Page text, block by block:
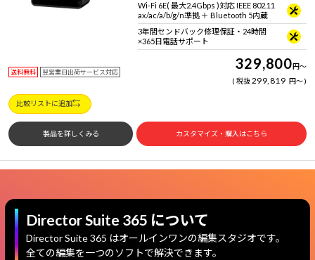
Wi-Fi 6E( 最大2.4Gbps )対応 IEEE 802.11
ax/ac/a/b/g/n準拠 ＋ Bluetooth 5内蔵
3年間センドバック修理保証・24時間
×365日電話サポート
送料無料 翌営業日出荷サービス対応 329,800円～
税抜299,819 円～
比較リストに追加
製品を詳しくみる カスタマイズ・購入はこちら
Director Suite 365 について
Director Suite 365 はオールインワンの編集スタジオです。
全ての編集を一つのソフトで解決できます。